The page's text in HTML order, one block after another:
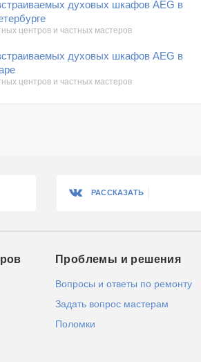
духовых шкафов AEG в
центров и частных мастеров
духовых шкафов AEG в
центров и частных мастеров
РАССКАЗАТЬ
Проблемы и решения
Вопросы и ответы по ремонту
Задать вопрос мастерам
Поломки